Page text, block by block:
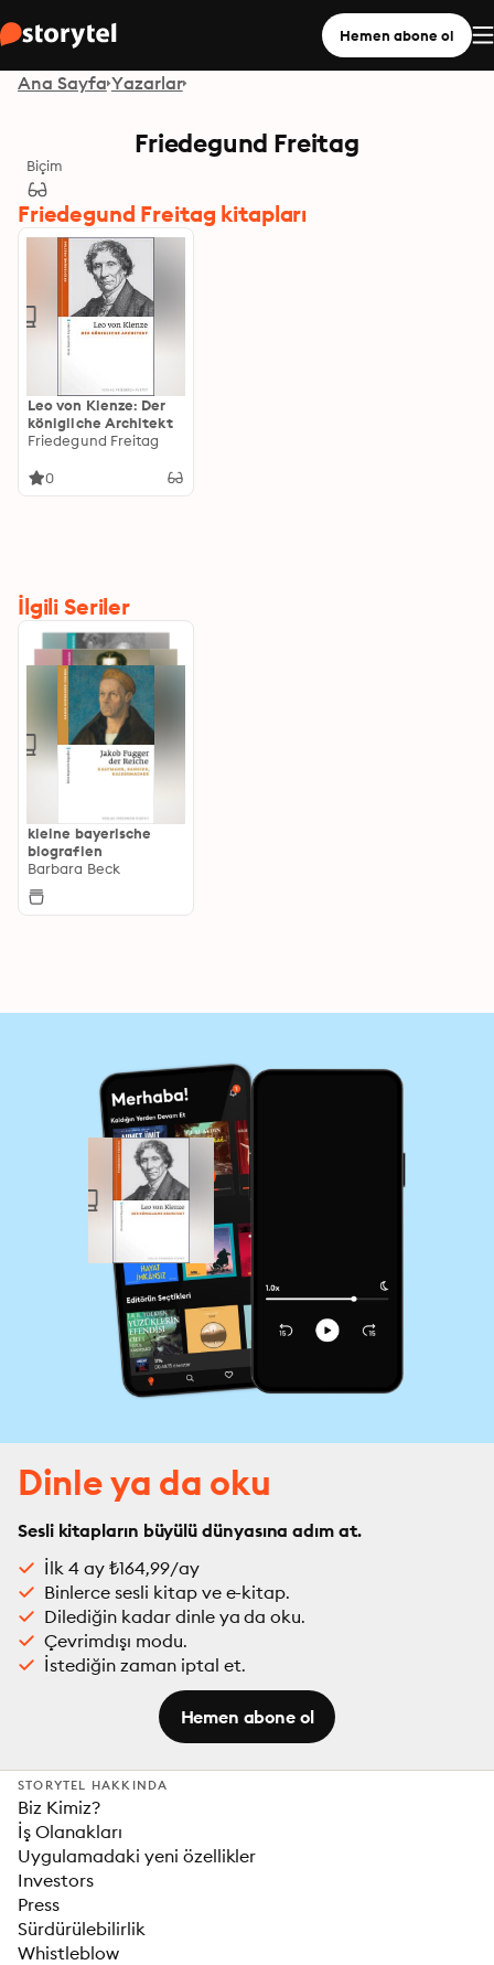
Hemen abone ol
Ana Sayfa Yazarlar
Friedegund Freitag
Biçim
Friedegund Freitag kitapları
Leo von Klenze: Der
königliche Architekt
Friedegund Freitag
0
İlgili Seriler
kleine bayerische
biografien
Barbara Beck
Dinle ya da oku
Sesli kitapların büyülü dünyasına adım at.
İlk 4 ay ₺164,99/ay
Binlerce sesli kitap ve e-kitap.
Dilediğin kadar dinle ya da oku.
Çevrimdışı modu.
İstediğin zaman iptal et.
Hemen abone ol
STORYTEL HAKKINDA
Biz Kimiz?
İş Olanakları
Uygulamadaki yeni özellikler
Investors
Press
Sürdürülebilirlik
Whistleblow